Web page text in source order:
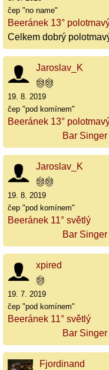
čep "no name"
Beeránek 13°
Celkem dobrý
Jaroslav_K
19. 8. 2019
čep "pod komínem"
Beeránek 13°
Bar
Jaroslav_K
19. 8. 2019
čep "pod komínem"
Beeránek 11° světlý
Bar
xpired
19. 7. 2019
čep "pod komínem"
Beeránek 11° světlý
Bar
Fjordinand